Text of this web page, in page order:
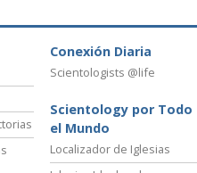
Conexión Diaria
Scientologists @life
Scientology por Todo
el Mundo
Localizador de Iglesias